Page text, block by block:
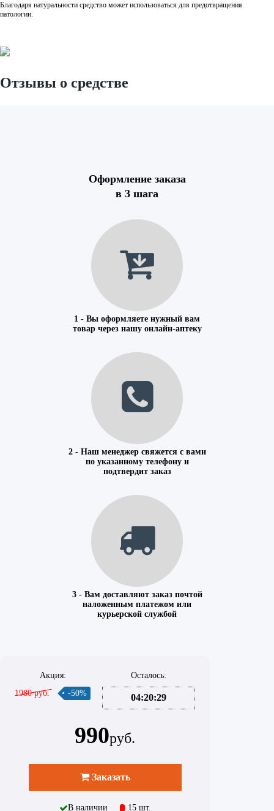
Благодаря натуральности средство может использоваться для предотвращения
патологии.
Отзывы о средстве
Оформление заказа
в 3 шага
1 - Вы оформляете нужный вам
товар через нашу онлайн-аптеку
2 - Наш менеджер свяжется с вами
по указанному телефону и
подтвердит заказ
3 - Вам доставляют заказ почтой
наложенным платежом или
курьерской службой
Акция:
1980 руб.
-50%
Осталось:
04:20:29
990руб.
Заказать
В наличии 15 шт.